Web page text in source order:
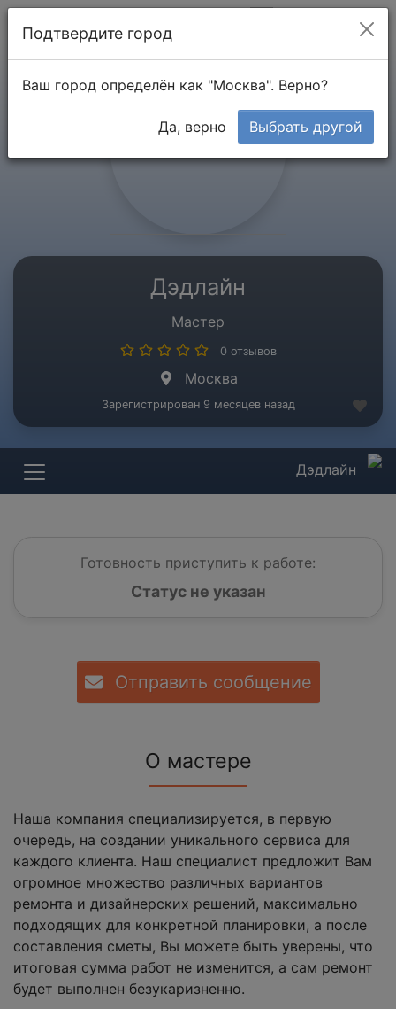
Дэдлайн
Мастер
0 отзывов
Москва
Зарегистрирован 9 месяцев назад
Дэдлайн
Готовность приступить к работе:
Статус не указан
Отправить сообщение
О мастере
Наша компания специализируется, в первую
очередь, на создании уникального сервиса для
каждого клиента. Наш специалист предложит Вам
огромное множество различных вариантов
ремонта и дизайнерских решений, максимально
подходящих для конкретной планировки, а после
составления сметы, Вы можете быть уверены, что
итоговая сумма работ не изменится, а сам ремонт
будет выполнен безукаризненно.
Подтвердите город
Ваш город определён как "Москва". Верно?
Да, верно Выбрать другой